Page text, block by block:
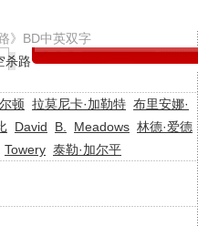
》BD中英双字
顿 拉莫尼卡·加勒特 布里安娜·
David B. Meadows 林德·爱德
Towery 泰勒·加尔平